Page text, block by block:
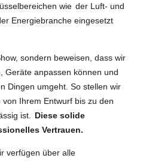
wie der Luft- und
Energiebranche eingesetzt
sondern beweisen, dass wir
Geräte anpassen können und
Dingen umgeht. So stellen wir
Ihrem Entwurf bis zu den
ist.
Diese solide
Vertrauen.
verfügen über alle